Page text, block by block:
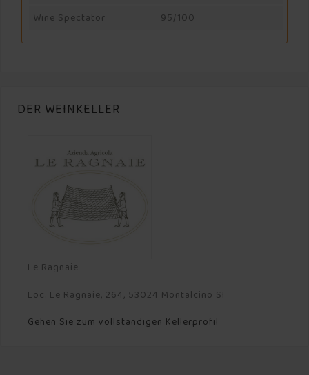
Wine Spectator
95/100
DER WEINKELLER
Le Ragnaie
Loc. Le Ragnaie, 264, 53024 Montalcino SI
Gehen Sie zum vollständigen Kellerprofil